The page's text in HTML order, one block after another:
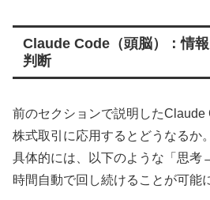
Claude Code（頭脳）：情
判断
前のセクションで説明したClaude
株式取引に応用するとどうなるか。
具体的には、以下のような「思
時間自動で回し続けることが可能